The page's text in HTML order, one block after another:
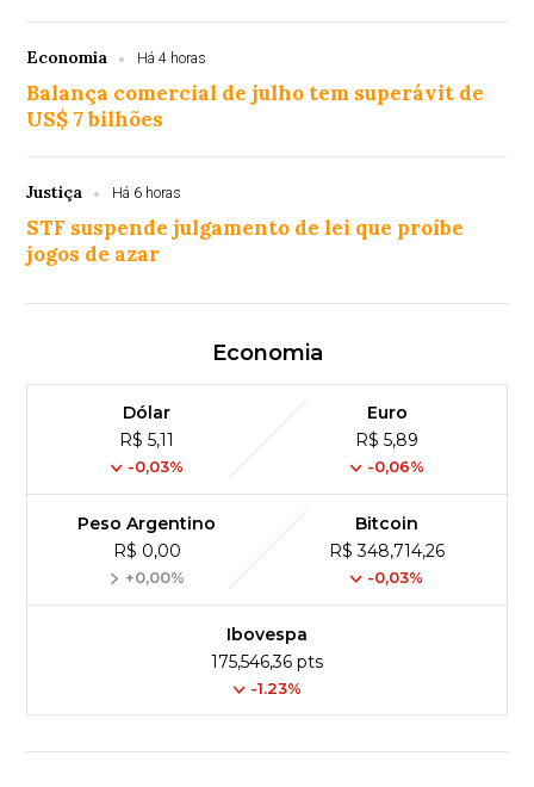
Economia Há 4 horas
Balança comercial de julho tem superávit de
US$ 7 bilhões
Justiça Há 6 horas
STF suspende julgamento de lei que proíbe
jogos de azar
Economia
Dólar
R$ 5,11
-0,03%
Euro
R$ 5,89
-0,06%
Peso Argentino
R$ 0,00
+0,00%
Bitcoin
R$ 348,714,26
-0,03%
Ibovespa
175,546,36 pts
-1.23%